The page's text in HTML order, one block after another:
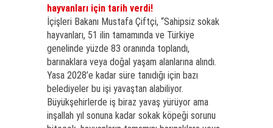
hayvanları için tarih verdi!
İçişleri Bakanı Mustafa Çiftçi, “Sahipsiz sokak
hayvanları, 51 ilin tamamında ve Türkiye
genelinde yüzde 83 oranında toplandı,
barınaklara veya doğal yaşam alanlarına alındı.
Yasa 2028’e kadar süre tanıdığı için bazı
belediyeler bu işi yavaştan alabiliyor.
Büyükşehirlerde iş biraz yavaş yürüyor ama
inşallah yıl sonuna kadar sokak köpeği sorunu